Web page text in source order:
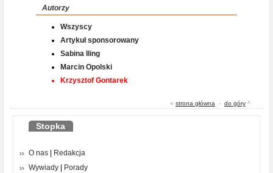
Autorzy
Wszyscy
Artykuł sponsorowany
Sabina Iling
Marcin Opolski
Krzysztof Gontarek
« strona główna - do góry ^
Stopka
O nas
Redakcja
Wywiady
Porady